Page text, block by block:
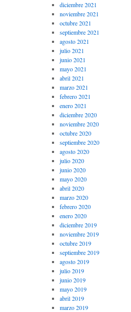
diciembre 2021
noviembre 2021
octubre 2021
septiembre 2021
agosto 2021
julio 2021
junio 2021
mayo 2021
abril 2021
marzo 2021
febrero 2021
enero 2021
diciembre 2020
noviembre 2020
octubre 2020
septiembre 2020
agosto 2020
julio 2020
junio 2020
mayo 2020
abril 2020
marzo 2020
febrero 2020
enero 2020
diciembre 2019
noviembre 2019
octubre 2019
septiembre 2019
agosto 2019
julio 2019
junio 2019
mayo 2019
abril 2019
marzo 2019